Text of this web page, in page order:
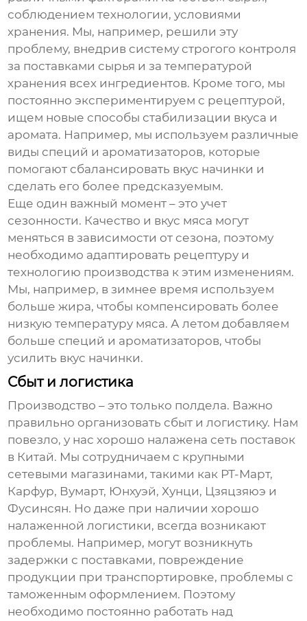
соблюдением технологии, условиями
хранения. Мы, например, решили эту
проблему, внедрив систему строгого контроля
за поставками сырья и за температурой
хранения всех ингредиентов. Кроме того, мы
постоянно экспериментируем с рецептурой,
ищем новые способы стабилизации вкуса и
аромата. Например, мы используем различные
виды специй и ароматизаторов, которые
помогают сбалансировать вкус начинки и
сделать его более предсказуемым.
Еще один важный момент – это учет
сезонности. Качество и вкус мяса могут
меняться в зависимости от сезона, поэтому
необходимо адаптировать рецептуру и
технологию производства к этим изменениям.
Мы, например, в зимнее время используем
больше жира, чтобы компенсировать более
низкую температуру мяса. А летом добавляем
больше специй и ароматизаторов, чтобы
усилить вкус начинки.
Сбыт и логистика
Производство – это только полдела. Важно
правильно организовать сбыт и логистику. Нам
повезло, у нас хорошо налажена сеть поставок
в Китай. Мы сотрудничаем с крупными
сетевыми магазинами, такими как РТ-Март,
Карфур, Вумарт, Юнхуэй, Хунци, Цзяцзяюэ и
Фусинсян. Но даже при наличии хорошо
налаженной логистики, всегда возникают
проблемы. Например, могут возникнуть
задержки с поставками, повреждение
продукции при транспортировке, проблемы с
таможенным оформлением. Поэтому
необходимо постоянно работать над